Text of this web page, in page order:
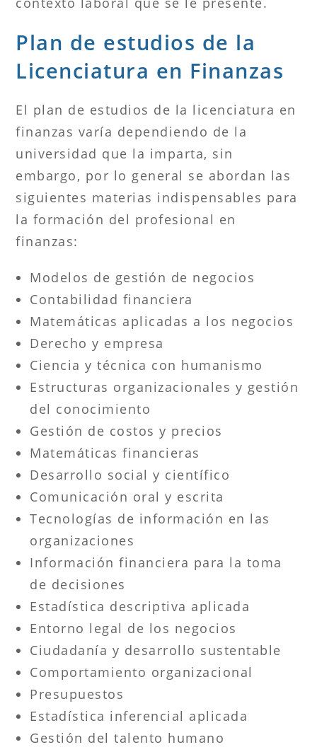
Plan de estudios de la
Licenciatura en Finanzas
El plan de estudios de la licenciatura en
finanzas varía dependiendo de la
universidad que la imparta, sin
embargo, por lo general se abordan las
siguientes materias indispensables para
la formación del profesional en
finanzas:
Modelos de gestión de negocios
Contabilidad financiera
Matemáticas aplicadas a los negocios
Derecho y empresa
Ciencia y técnica con humanismo
Estructuras organizacionales y gestión
del conocimiento
Gestión de costos y precios
Matemáticas financieras
Desarrollo social y científico
Comunicación oral y escrita
Tecnologías de información en las
organizaciones
Información financiera para la toma
de decisiones
Estadística descriptiva aplicada
Entorno legal de los negocios
Ciudadanía y desarrollo sustentable
Comportamiento organizacional
Presupuestos
Estadística inferencial aplicada
Gestión del talento humano